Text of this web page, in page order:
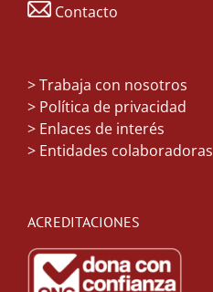
Contacto
>Trabaja con nosotros
> Política de privacidad
> Enlaces de interés
> Entidades colaboradoras
ACREDITACIONES